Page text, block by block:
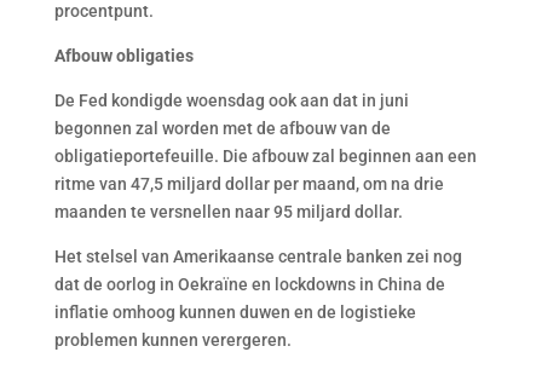
procentpunt.
Afbouw obligaties
De Fed kondigde woensdag ook aan dat in juni
begonnen zal worden met de afbouw van de
obligatieportefeuille. Die afbouw zal beginnen aan een
ritme van 47,5 miljard dollar per maand, om na drie
maanden te versnellen naar 95 miljard dollar.
Het stelsel van Amerikaanse centrale banken zei nog
dat de oorlog in Oekraïne en lockdowns in China de
inflatie omhoog kunnen duwen en de logistieke
problemen kunnen verergeren.